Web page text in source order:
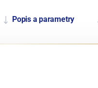
Popis a parametry